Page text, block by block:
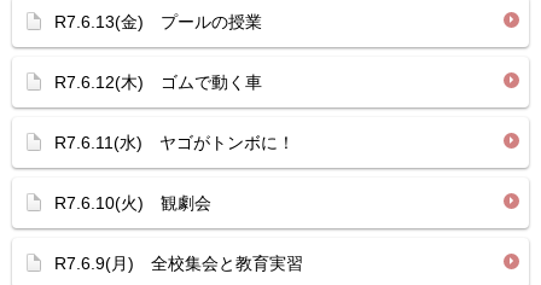
R7.6.13(金) プールの授業
R7.6.12(木) ゴムで動く車
R7.6.11(水) ヤゴがトンボに！
R7.6.10(火) 観劇会
R7.6.9(月) 全校集会と教育実習